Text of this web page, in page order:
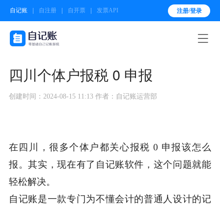
自记账 自注册 自开票 发票API 注册/登录

四川个体户报税 0 申报
创建时间：2024-08-15 11:13 作者：自记账运营部
在四川，很多个体户都关心报税 0 申报该怎么
报。其实，现在有了自记账软件，这个问题就能
轻松解决。
自记账是一款专门为不懂会计的普通人设计的记